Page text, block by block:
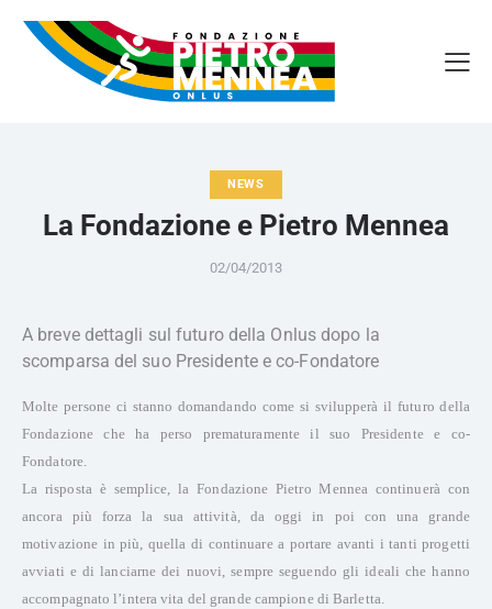
NEWS
La Fondazione e Pietro Mennea
02/04/2013
A breve dettagli sul futuro della Onlus dopo la
scomparsa del suo Presidente e co-Fondatore
Molte persone ci stanno domandando come si svilupperà il futuro della
Fondazione che ha perso prematuramente il suo Presidente e co-
Fondatore.
La risposta è semplice, la Fondazione Pietro Mennea continuerà con
ancora più forza la sua attività, da oggi in poi con una grande
motivazione in più, quella di continuare a portare avanti i tanti progetti
avviati e di lanciarne dei nuovi, sempre seguendo gli ideali che hanno
accompagnato l’intera vita del grande campione di Barletta.